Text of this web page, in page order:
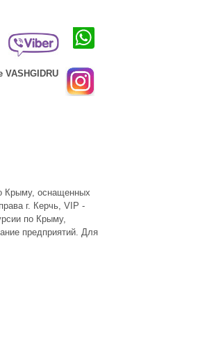
Крымy, оснащенных
г. Керчь, VIP -
по Крымy,
предприятий. Для